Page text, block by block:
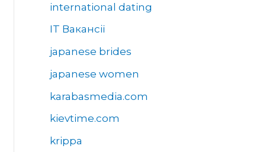
international dating
IT Вакансії
japanese brides
japanese women
karabasmedia.com
kievtime.com
krippa